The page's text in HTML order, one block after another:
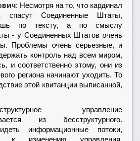
Несмотря на то, что кардинал
спасут Соединенные Штаты,
по тексту, а по смыслу
- у Соединенных Штатов очень
Проблемы очень серьезные, и
контроль над всем миром,
и соответственно этому, они из
региона начинают уходить. То
этой квитанции выписанной,
управление
из бесструктурного.
информационные потоки,